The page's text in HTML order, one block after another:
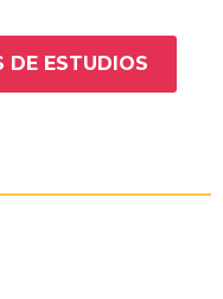
DE ESTUDIOS